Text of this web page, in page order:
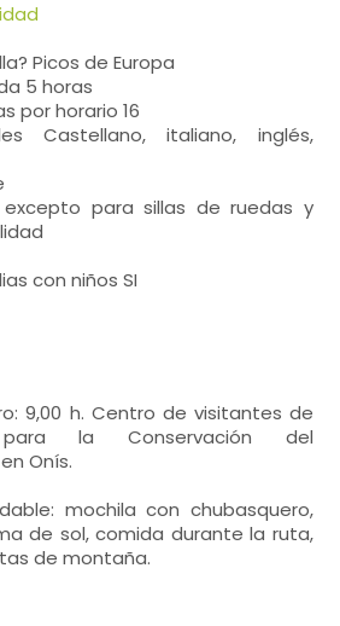
Picos de Europa
5 horas
por horario 16
Castellano, italiano, inglés,
para sillas de ruedas y
con niños SI
9,00 h. Centro de visitantes de
la Conservación del
Onís.
mochila con chubasquero,
de sol, comida durante la ruta,
de montaña.